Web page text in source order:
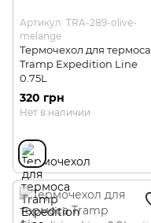
Артикул: TRA-289-olive-
melange
Термочехол для термоса
Tramp Expedition Line
0.75L
320 грн
Нет в наличии